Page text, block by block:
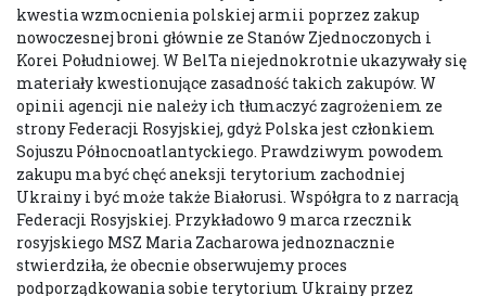
kwestia wzmocnienia polskiej armii poprzez zakup
nowoczesnej broni głównie ze Stanów Zjednoczonych i
Korei Południowej. W BelTa niejednokrotnie ukazywały się
materiały kwestionujące zasadność takich zakupów. W
opinii agencji nie należy ich tłumaczyć zagrożeniem ze
strony Federacji Rosyjskiej, gdyż Polska jest członkiem
Sojuszu Północnoatlantyckiego. Prawdziwym powodem
zakupu ma być chęć aneksji terytorium zachodniej
Ukrainy i być może także Białorusi. Współgra to z narracją
Federacji Rosyjskiej. Przykładowo 9 marca rzecznik
rosyjskiego MSZ Maria Zacharowa jednoznacznie
stwierdziła, że obecnie obserwujemy proces
podporządkowania sobie terytorium Ukrainy przez